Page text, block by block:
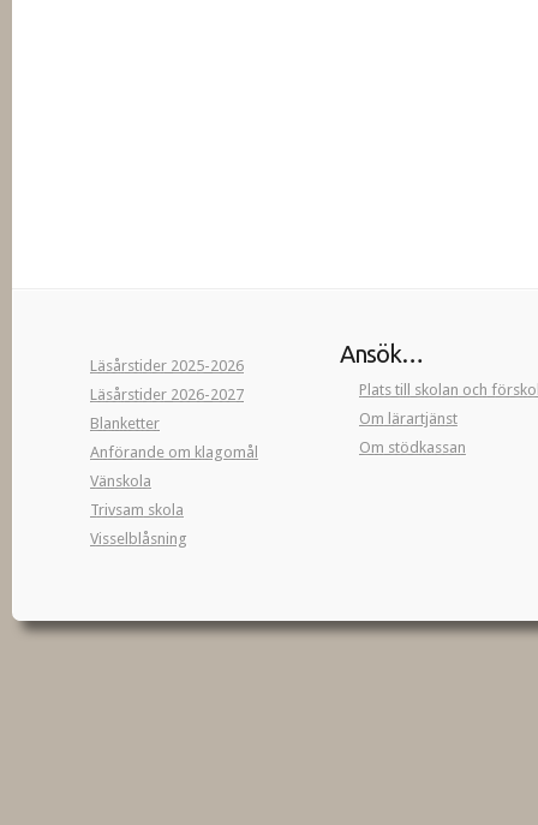
Läsårstider 2025-2026
Läsårstider 2026-2027
Blanketter
Anförande om klagomål
Vänskola
Trivsam skola
Visselblåsning
Ansök…
Plats till skolan och
Om lärartjänst
Om stödkassan